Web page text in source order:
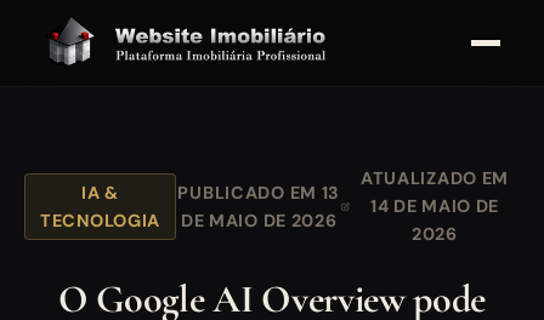
IA &
TECNOLOGIA
PUBLICADO EM 13
DE MAIO DE 2026
ATUALIZADO EM
14 DE MAIO DE
2026
O Google AI Overview pode